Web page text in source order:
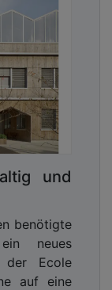
und
benötigte
neues
der Ecole
auf eine